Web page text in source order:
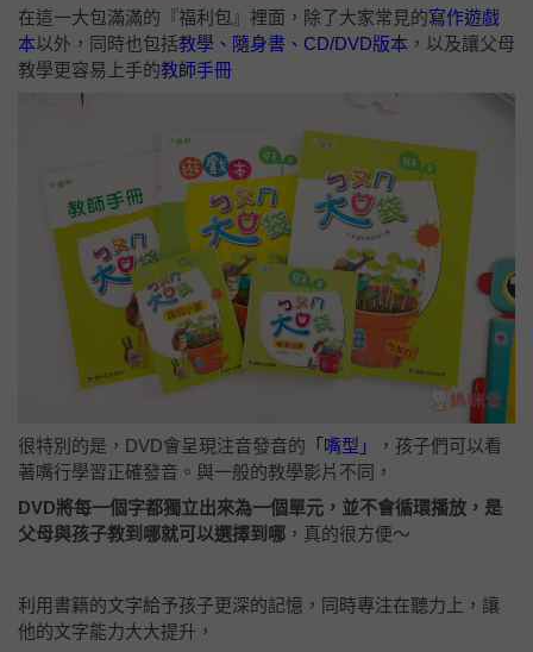
在這一大包滿滿的『福利包』裡面，除了大家常見的寫作遊戲
本以外，同時也包括教學、隨身書、CD/DVD版本 ，以及讓父母
教學更容易上手的教師手冊
很特別的是，DVD會呈現注音發音的 「嘴型」
，孩子們可以看
著嘴行學習正確發音。與一般的教學影片不同，
DVD將每一個字都獨立出來為一個單元，並不會循環播放，是
父母與孩子教到哪就可以選擇到哪 ，真的很方便～
利用書籍的文字給予孩子更深的記憶，同時專注在聽力上，讓
他的文字能力大大提升，